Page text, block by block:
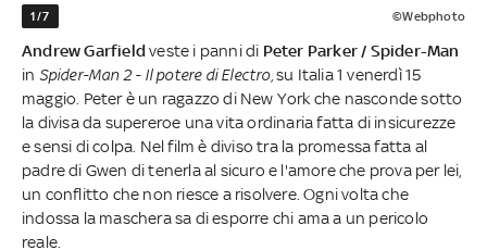
1/7 ©Webphoto
Andrew Garfieldveste i panni di Peter Parker / Spider-Man
in Spider-Man 2 - Il potere di Electro, su Italia 1 venerdì 15
maggio. Peter è un ragazzo di New York che nasconde sotto
la divisa da supereroe una vita ordinaria fatta di insicurezze
e sensi di colpa. Nel film è diviso tra la promessa fatta al
padre di Gwen di tenerla al sicuro e l'amore che prova per lei,
un conflitto che non riesce a risolvere. Ogni volta che
indossa la maschera sa di esporre chi ama a un pericolo
reale.